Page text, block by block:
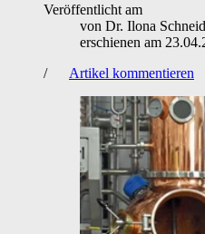
Veröffentlicht am
von Dr. Ilona
erschienen am
/
Artikel kommentieren